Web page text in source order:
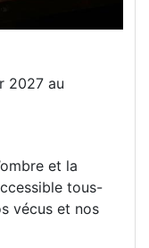
2027 au
et la
tous-
vécus et nos